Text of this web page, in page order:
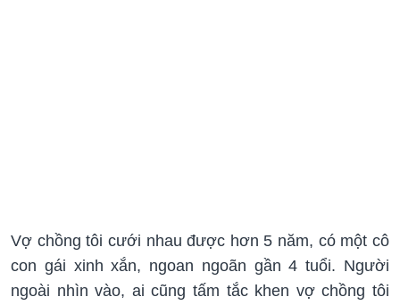
Vợ chồng tôi cưới nhau được hơn 5 năm, có một cô
con gái xinh xắn, ngoan ngoãn gần 4 tuổi. Người
ngoài nhìn vào, ai cũng tấm tắc khen vợ chồng tôi